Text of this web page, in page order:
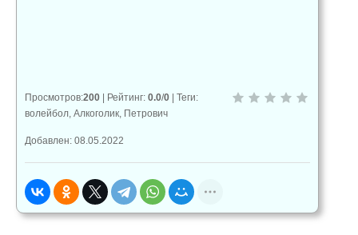
Просмотров:200 | Рейтинг: 0.0/0 | Теги:
волейбол Алкоголик Петрович
Добавлен: 08.05.2022